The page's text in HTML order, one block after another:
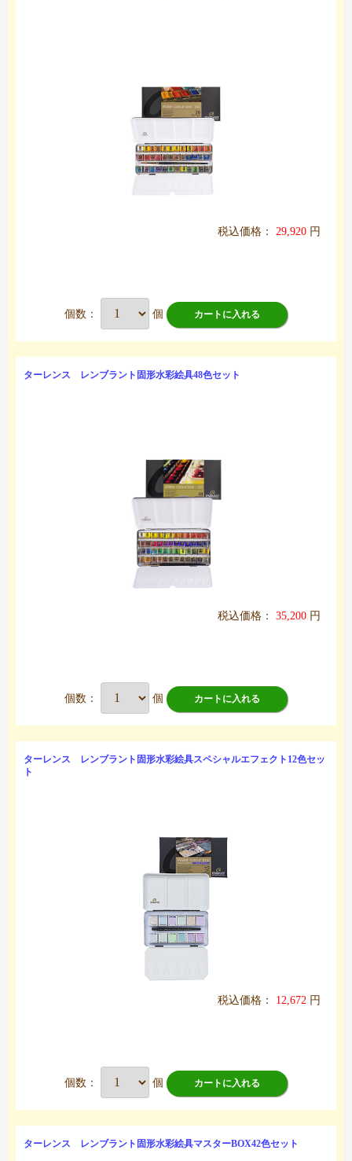
税込価格： 29,920 円
個数： 個 カートに入れる
ターレンス レンブラント固形水彩絵具48色セット
税込価格： 35,200 円
個数： 個 カートに入れる
ターレンス レンブラント固形水彩絵具スペシャルエフェクト12色セッ
ト
税込価格： 12,672 円
個数： 個 カートに入れる
ターレンス レンブラント固形水彩絵具マスターBOX42色セット